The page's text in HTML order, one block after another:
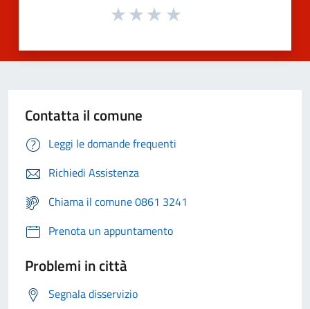
Contatta il comune
Leggi le domande frequenti
Richiedi Assistenza
Chiama il comune 0861 3241
Prenota un appuntamento
Problemi in città
Segnala disservizio